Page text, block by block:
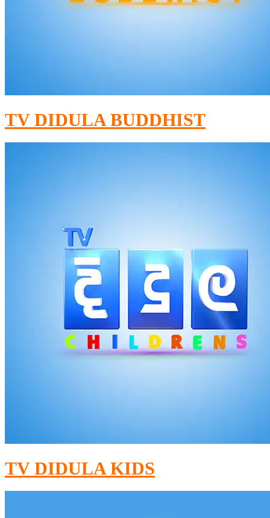
TV DIDULA BUDDHIST​
TV DIDULA KIDS